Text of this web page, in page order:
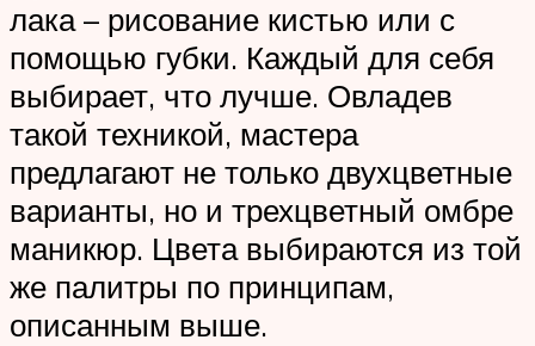
лака – рисование кистью или с
помощью губки. Каждый для себя
выбирает, что лучше. Овладев
такой техникой, мастера
предлагают не только двухцветные
варианты, но и трехцветный омбре
маникюр. Цвета выбираются из той
же палитры по принципам,
описанным выше.